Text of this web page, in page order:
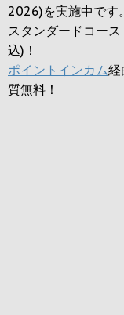
2026)を実施中です。
スタンダードコー
込)！
ポイントインカム経
質無料！